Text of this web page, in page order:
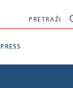
PRETRAŽI
PRESS